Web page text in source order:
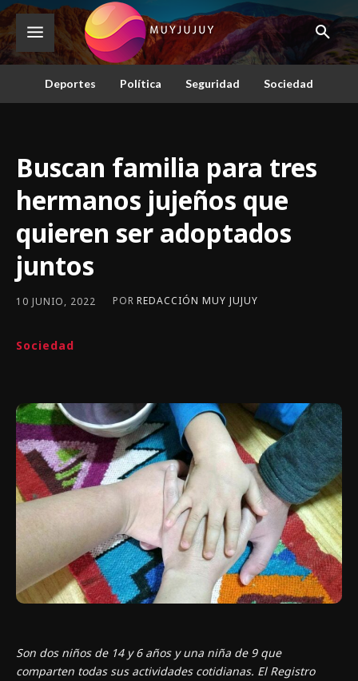
Deportes Política Seguridad Sociedad
Buscan familia para tres
hermanos jujeños que
quieren ser adoptados
juntos
10 JUNIO, 2022 POR REDACCIÓN MUY JUJUY
Sociedad
Son dos niños de 14 y 6 años y una niña de 9 que
comparten todas sus actividades cotidianas. El Registro